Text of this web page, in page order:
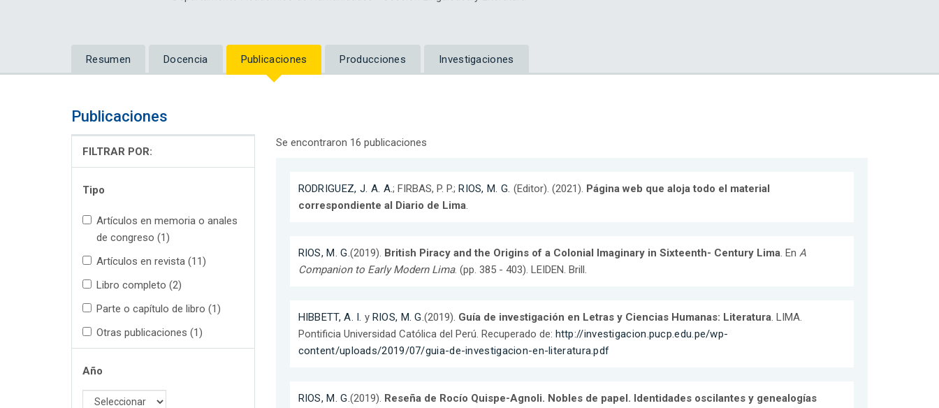
Resumen Docencia Publicaciones Producciones Investigaciones
Publicaciones
FILTRAR POR:
Tipo
Artículos en memoria o anales
de congreso (1)
Artículos en revista (11)
Libro completo (2)
Parte o capítulo de libro (1)
Otras publicaciones (1)
Año
Se encontraron 16 publicaciones
RODRIGUEZ, J. A. A.; FIRBAS, P. P.; RIOS, M. G. (Editor). (2021). Página web que aloja todo el material
correspondiente al Diario de Lima.
RIOS, M. G.(2019). British Piracy and the Origins of a Colonial Imaginary in Sixteenth- Century Lima. En A
Companion to Early Modern Lima. (pp. 385 - 403). LEIDEN. Brill.
HIBBETT, A. I. y RIOS, M. G.(2019). Guía de investigación en Letras y Ciencias Humanas: Literatura. LIMA.
Pontificia Universidad Católica del Perú. Recuperado de: http://investigacion.pucp.edu.pe/wp-
content/uploads/2019/07/guia-de-investigacion-en-literatura.pdf
RIOS, M. G.(2019). Reseña de Rocío Quispe-Agnoli. Nobles de papel. Identidades oscilantes y genealogías